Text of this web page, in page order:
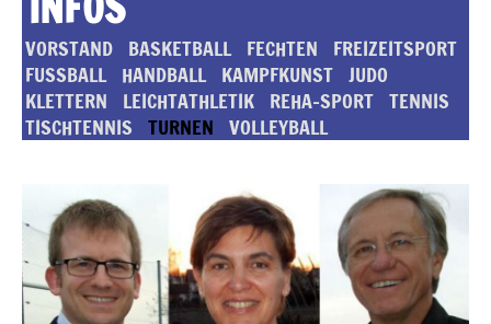
VORSTAND BASKETBALL FECHTEN
FREIZEITSPORT
FUSSBALL HANDBALL KAMPFKUNST JUDO
KLETTERN
LEICHTATHLETIK REHA-SPORT TENNIS
TISCHTENNIS TURNEN VOLLEYBALL